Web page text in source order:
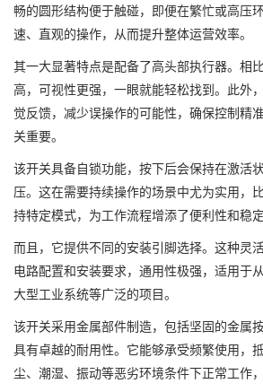
畅的圆形结构便于触碰，即便在繁忙或高压
速、直观的操作，从而提升整体运营效率。
其一大显著特点是配备了高头部执行器。相
高，可视性更强，一眼就能轻松找到。此外
觉反馈，减少误操作的可能性，确保控制精
关重要。
该开关具备自锁功能，按下后会保持在激活
压。这在需要持续操作的场景中尤为实用，
持特定模式，为工作流程增添了便利性和稳定
而且，它提供不同的安装引脚选择。这种灵
电路配置和安装要求，通用性极强，适用于
大型工业系统等广泛的项目。
该开关采用金属部件制造，包括坚固的金属
具有卓越的耐用性。它能够承受频繁使用，
尘、潮湿、振动等恶劣环境条件下正常工作